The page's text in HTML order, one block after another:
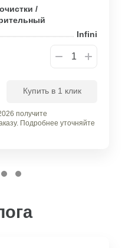
/
Infini
Купить в 1 клик
получите
Подробнее уточняйте